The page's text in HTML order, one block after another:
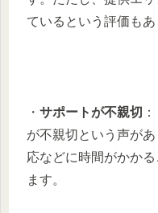
ているという評価もあ
・ サポートが不親切
が不親切という声が
応などに時間がかか
ます。